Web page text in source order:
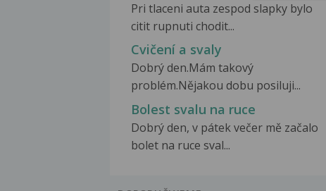
Pri tlaceni auta zespod slapky bylo
citit rupnuti chodit...
Cvičení a svaly
Dobrý den.Mám takový
problém.Nějakou dobu posiluji...
Bolest svalu na ruce
Dobrý den, v pátek večer mě začalo
bolet na ruce sval...